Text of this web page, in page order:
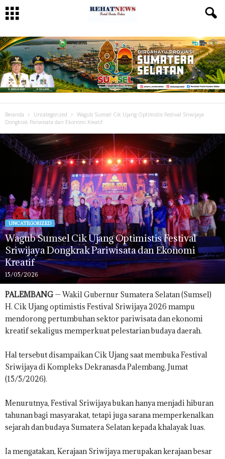
Beranda Uncategorized
Wagub Sumsel Cik Ujang Optimistis Festival Sriwijaya
Dongkrak Pariwisata dan Ekonomi Kreatif
UNCATEGORIZED
Wagub Sumsel Cik Ujang Optimistis Festival
Sriwijaya Dongkrak Pariwisata dan Ekonomi
Kreatif
15/05/2026
PALEMBANG — Wakil Gubernur Sumatera Selatan (Sumsel)
H. Cik Ujang optimistis Festival Sriwijaya 2026 mampu
mendorong pertumbuhan sektor pariwisata dan ekonomi
kreatif sekaligus memperkuat pelestarian budaya daerah.
Hal tersebut disampaikan Cik Ujang saat membuka Festival
Sriwijaya di Kompleks Dekranasda Palembang, Jumat
(15/5/2026).
Menurutnya, Festival Sriwijaya bukan hanya menjadi hiburan
tahunan bagi masyarakat, tetapi juga sarana memperkenalkan
sejarah dan budaya Sumatera Selatan kepada khalayak luas.
Ia mengatakan, Kerajaan Sriwijaya merupakan kerajaan besar